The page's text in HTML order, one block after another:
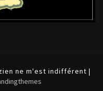
ne m'est indifférent |